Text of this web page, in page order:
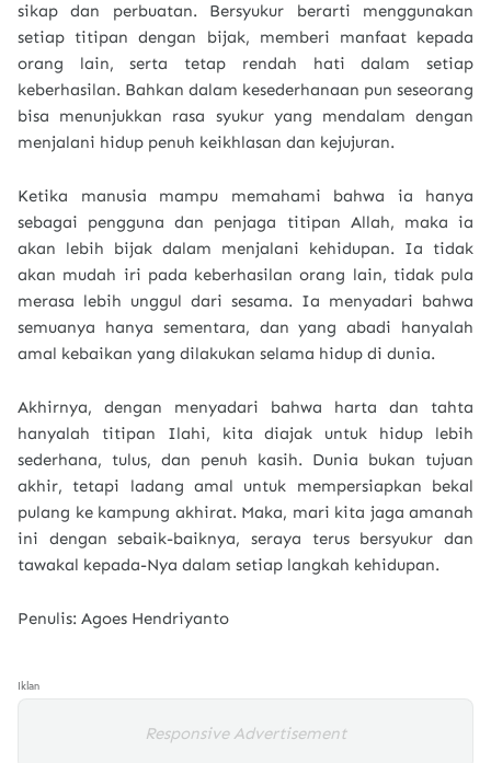
sikap dan perbuatan. Bersyukur berarti menggunakan
setiap titipan dengan bijak, memberi manfaat kepada
orang lain, serta tetap rendah hati dalam setiap
keberhasilan. Bahkan dalam kesederhanaan pun seseorang
bisa menunjukkan rasa syukur yang mendalam dengan
menjalani hidup penuh keikhlasan dan kejujuran.
Ketika manusia mampu memahami bahwa ia hanya
sebagai pengguna dan penjaga titipan Allah, maka ia
akan lebih bijak dalam menjalani kehidupan. Ia tidak
akan mudah iri pada keberhasilan orang lain, tidak pula
merasa lebih unggul dari sesama. Ia menyadari bahwa
semuanya hanya sementara, dan yang abadi hanyalah
amal kebaikan yang dilakukan selama hidup di dunia.
Akhirnya, dengan menyadari bahwa harta dan tahta
hanyalah titipan Ilahi, kita diajak untuk hidup lebih
sederhana, tulus, dan penuh kasih. Dunia bukan tujuan
akhir, tetapi ladang amal untuk mempersiapkan bekal
pulang ke kampung akhirat. Maka, mari kita jaga amanah
ini dengan sebaik-baiknya, seraya terus bersyukur dan
tawakal kepada-Nya dalam setiap langkah kehidupan.
Penulis: Agoes Hendriyanto
Iklan
Responsive Advertisement